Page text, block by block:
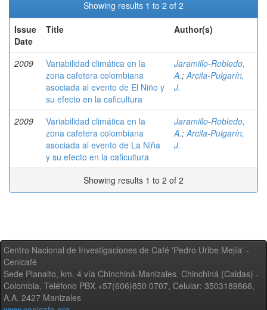
Showing results 1 to 2 of 2
Issue
Date
Title Author(s)
2009
Variabilidad climática en la
zona cafetera colombiana
asociada al evento de El Niño y
su efecto en la caficultura
Jaramillo-Robledo,
A.;Arcila-Pulgarín,
J.
2009
Variabilidad climática en la
zona cafetera colombiana
asociada al evento de La Niña
y su efecto en la caficultura
Jaramillo-Robledo,
A.;Arcila-Pulgarín,
J.
Showing results 1 to 2 of 2
Centro Nacional de Investigaciones de Café 'Pedro Uribe Mejía' -
Cenicafé
Sede Planalto, km. 4 vía Chinchiná-Manizales. Chinchiná (Caldas) -
Colombia, Teléfono PBX +57(606)850 0707, Celular: 3503189866,
A.A. 2427 Manizales